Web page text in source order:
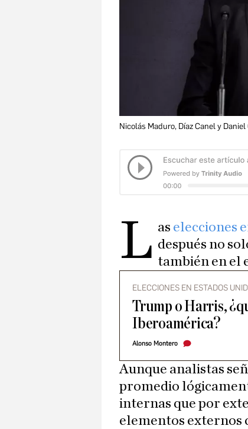
Nicolás Maduro, Díaz Canel y Daniel
L as elecciones
después no
también en el
ELECCIONES EN ESTADOS
Trump o Harris,
Iberoamérica?
Alonso Montero
Aunque analistas
promedio
internas que por
elementos externos